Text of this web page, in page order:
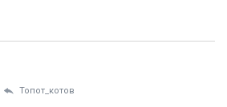
Топот_котов